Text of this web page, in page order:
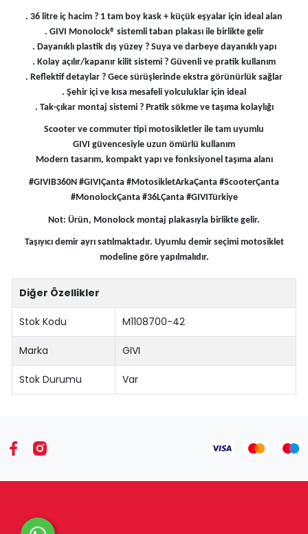
. 36 litre iç hacim ? 1 tam boy kask + küçük eşyalar için ideal alan
. GIVI Monolock® sistemli taban plakası ile birlikte gelir
. Dayanıklı plastik dış yüzey ? Suya ve darbeye dayanıklı yapı
. Kolay açılır/kapanır kilit sistemi ? Güvenli ve pratik kullanım
. Reflektif detaylar ? Gece sürüşlerinde ekstra görünürlük sağlar
. Şehir içi ve kısa mesafeli yolculuklar için ideal
. Tak-çıkar montaj sistemi ? Pratik sökme ve taşıma kolaylığı
Scooter ve commuter tipi motosikletler ile tam uyumlu
GIVI güvencesiyle uzun ömürlü kullanım
Modern tasarım, kompakt yapı ve fonksiyonel taşıma alanı
#GIVIB360N #GIVIÇanta #MotosikletArkaÇanta #ScooterÇanta
#MonolockÇanta #36LÇanta #GIVITürkiye
Not: Ürün, Monolock montaj plakasıyla birlikte gelir.
Taşıyıcı demir ayrı satılmaktadır. Uyumlu demir seçimi motosiklet
modeline göre yapılmalıdır.
Diğer Özellikler
Stok Kodu M1108700-42
Marka GIVI
Stok Durumu Var